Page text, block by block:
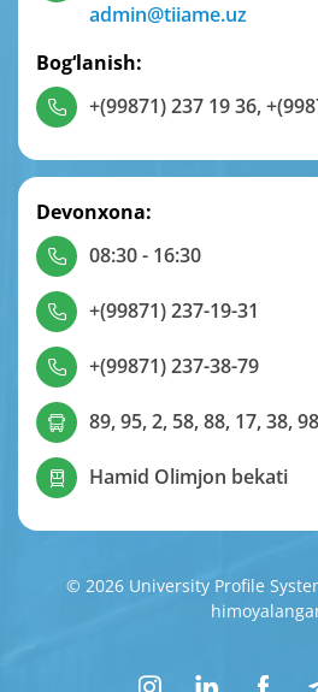
admin@tiiame.uz
Bog‘lanish:
+(99871) 237 19 36,
Devonxona:
08:30 - 16:30
+(99871) 237-19-31
+(99871) 237-38-79
89, 95, 2, 58, 88, 17, 38, 98
Hamid Olimjon bekati
© 2026 University Profile